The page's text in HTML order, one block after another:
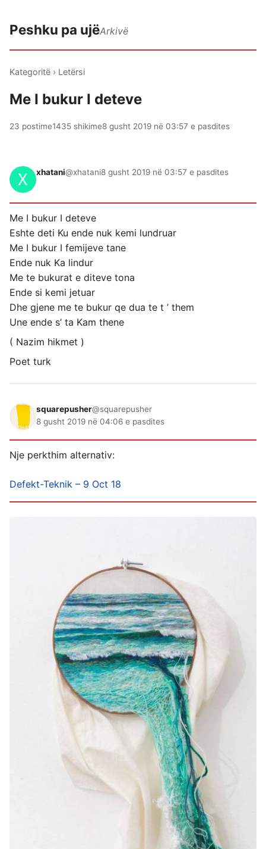
Peshku pa ujëArkivë
Kategoritë › Letërsi
Me I bukur I deteve
23 postime1435 shikime8 gusht 2019 në 03:57 e pasdites
xhatani@xhatani8 gusht 2019 në 03:57 e pasdites
Me I bukur I deteve
Eshte deti Ku ende nuk kemi lundruar
Me I bukur I femijeve tane
Ende nuk Ka lindur
Me te bukurat e diteve tona
Ende si kemi jetuar
Dhe gjene me te bukur qe dua te t ’ them
Une ende s’ ta Kam thene
( Nazim hikmet )
Poet turk
squarepusher@squarepusher
8 gusht 2019 në 04:06 e pasdites
Nje perkthim alternativ:
Defekt-Teknik – 9 Oct 18